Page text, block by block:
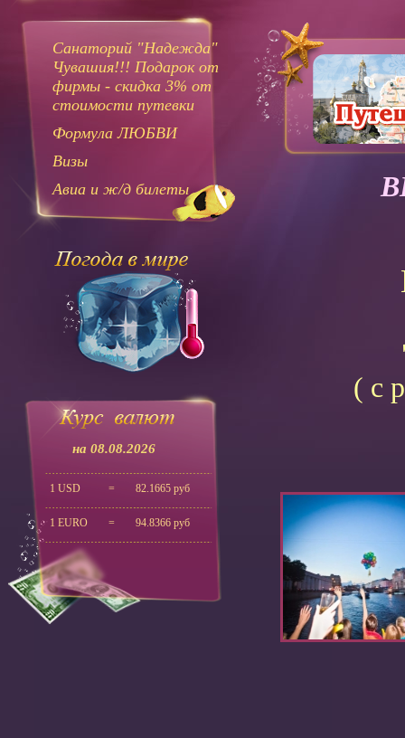
Санаторий "Надежда"
Чувашия!!! Подарок от
фирмы - скидка 3% от
стоимости путевки
Формула ЛЮБВИ
Визы
Авиа и ж/д билеты
на 08.08.2026
1 USD = 82.1665 руб
1 EURO = 94.8366 руб
( с